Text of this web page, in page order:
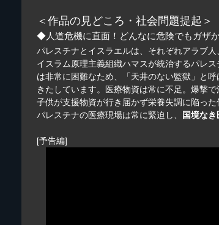
＜作品の見どころ・社会問題提起＞
◆人道危機に直面！どんなに危険でもガザ
パレスチナとイスラエルは、それぞれアラブ
イスラム原理主義組織ハマスが統治するパレ
は非常に困難なため、「天井のない監獄」と
きたしています。医療物資は常に不足。爆撃
子供が支援物資が行き届かず栄養失調に陥った
パレスチナの医療現場は常に緊迫し、 国境な
[予告編]